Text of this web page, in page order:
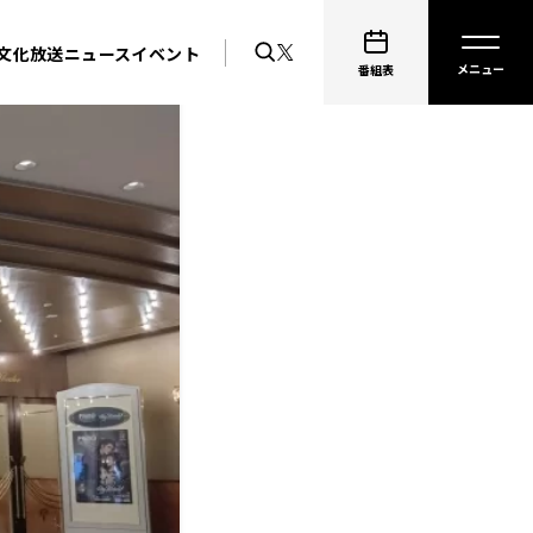
化放送ニュースイベント
番組表